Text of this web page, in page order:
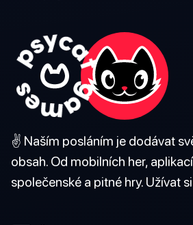
✌️ Naším posláním je dodávat
obsah. Od mobilních her,
společenské a pitné hry. Užívat